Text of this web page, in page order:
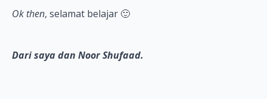
Ok then, selamat belajar 🙂
Dari saya dan Noor Shufaad.